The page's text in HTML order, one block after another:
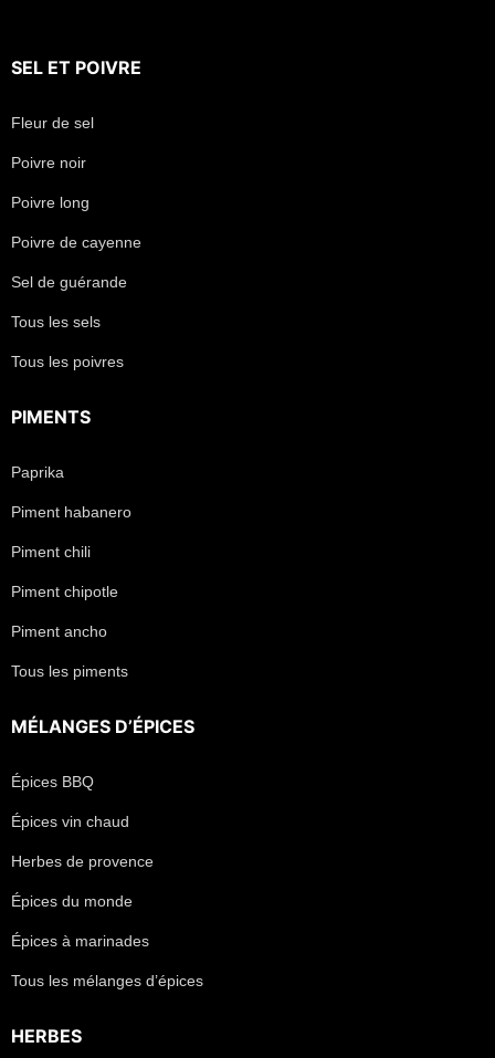
SEL ET POIVRE
Fleur de sel
Poivre noir
Poivre long
Poivre de cayenne
Sel de guérande
Tous les sels
Tous les poivres
PIMENTS
Paprika
Piment habanero
Piment chili
Piment chipotle
Piment ancho
Tous les piments
MÉLANGES D’ÉPICES
Épices BBQ
Épices vin chaud
Herbes de provence
Épices du monde
Épices à marinades
Tous les mélanges d’épices
HERBES